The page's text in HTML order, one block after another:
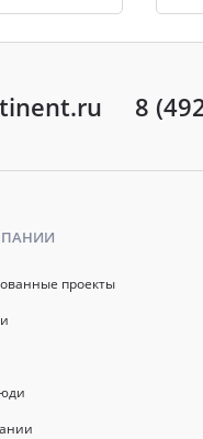
8
проекты